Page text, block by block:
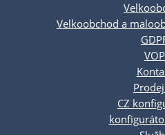
Velkoobchod a
VOP
CZ